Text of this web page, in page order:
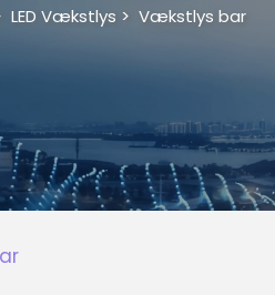
LED Vækstlys > Vækstlys bar